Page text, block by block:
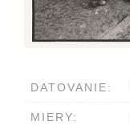
DATOVANIE:
MIERY: